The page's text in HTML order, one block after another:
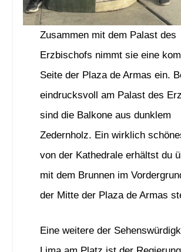
Zusammen mit dem Palast des
Erzbischofs nimmt sie eine
Seite der Plaza de Armas ein.
eindrucksvoll am Palast des
sind die Balkone aus dunklem
Zedernholz. Ein wirklich
von der Kathedrale erhältst du
mit dem Brunnen im
der Mitte der Plaza de Armas
Eine weitere der